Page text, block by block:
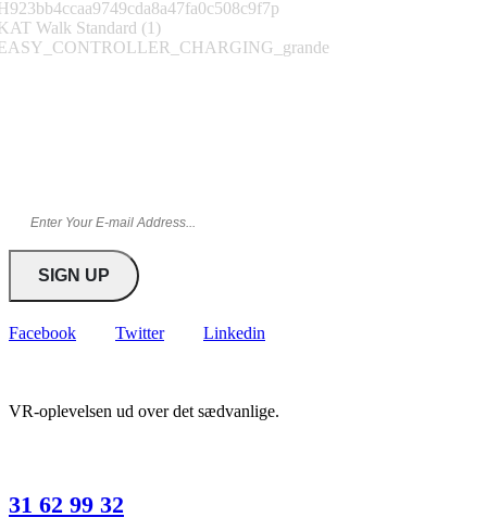
Facebook Twitter Linkedin
VR-oplevelsen ud over det sædvanlige.
31 62 99 32